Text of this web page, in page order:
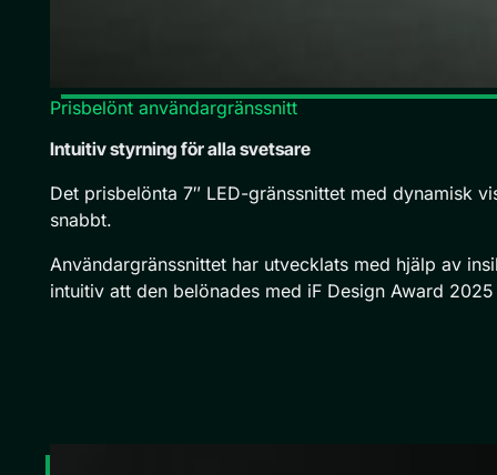
Prisbelönt användargränssnitt
Intuitiv styrning för alla svetsare
Det prisbelönta 7″ LED-gränssnittet med dynamisk
snabbt.
Användargränssnittet har utvecklats med hjälp av
intuitiv att den belönades med iF Design Award